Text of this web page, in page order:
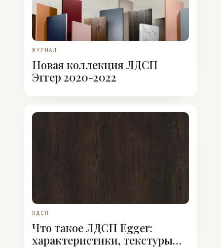
ЖУРНАЛ
Новая коллекция ЛДСП
Эггер 2020-2022
ЛДСП
Что такое ЛДСП Egger:
характеристики, текстуры